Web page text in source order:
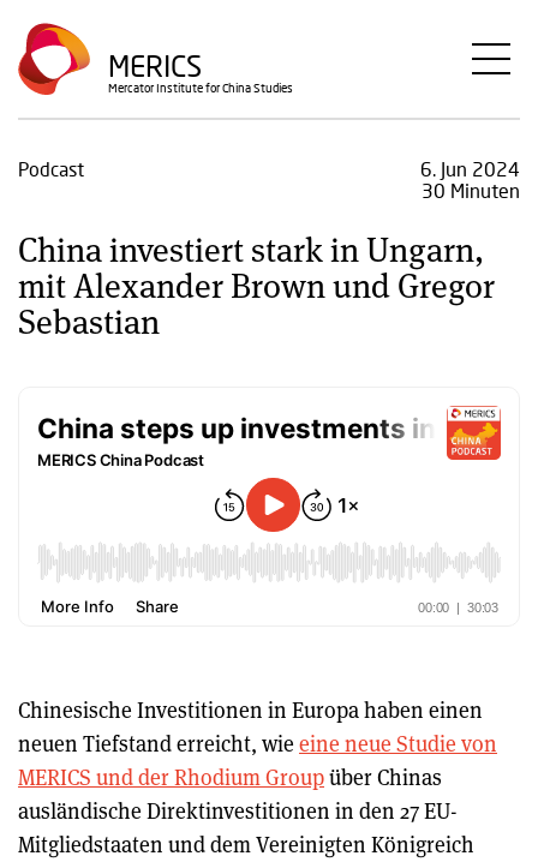
Direkt
zum
Inhalt
MERICS
Mercator Institute for China Studies
Podcast
6. Jun 2024
30 Minuten
China investiert stark in Ungarn,
mit Alexander Brown und Gregor
Sebastian
Chinesische Investitionen in Europa haben einen
neuen Tiefstand erreicht, wie eine neue Studie von
MERICS und der Rhodium Groupüber Chinas
ausländische Direktinvestitionen in den 27 EU-
Mitgliedstaaten und dem Vereinigten Königreich